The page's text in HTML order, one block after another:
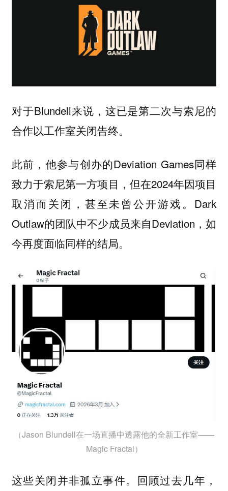
对于Blundell来说，这已是第二次与索尼的
合作以工作室关闭告终。
此前，他参与创办的Deviation Games同样
致力于索尼第一方项目，但在2024年因项目
取消而关闭，甚至未曾公开游戏。Dark
Outlaw的团队中不少成员来自Deviation，如
今再度面临同样的结局。
（Jason Blundell在一场直播中透露他的全新工作室——
Magic Fractal）
这些关闭并非孤立事件。回顾过去几年，